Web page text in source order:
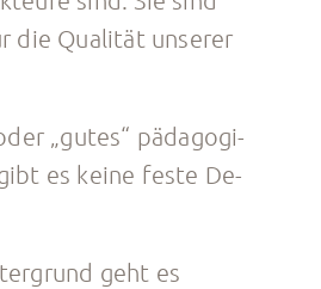
die Qua­li­tät un­se­rer
„gutes“ päd­ago­gi­
es keine feste De­
geht es